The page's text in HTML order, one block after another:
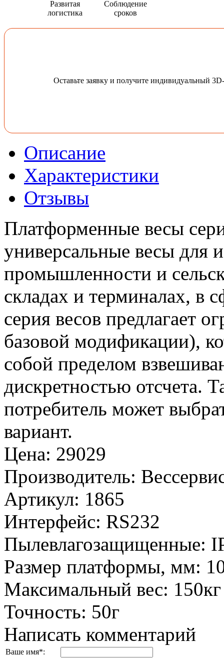
Развитая
логистика
Соблюдение
сроков
Оставьте заявку и получите индивидуальный
Описание
Характеристики
Отзывы
Платформенные весы
универсальные весы для
промышленности и
складах и терминалах, в
серия весов предлагает
базовой модификации),
собой пределом
дискретностью отсчета.
потребитель может
вариант.
Цена: 29029
Производитель:
Артикул: 1865
Интерфейс: RS232
Пылевлагозащищенные:
Размер платформы, мм:
Максимальный вес: 150кг
Точность: 50г
Написать комментарий
Ваше имя*: